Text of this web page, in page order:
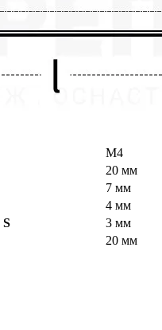
М4
20 мм
7 мм
4 мм
S
3 мм
20 мм